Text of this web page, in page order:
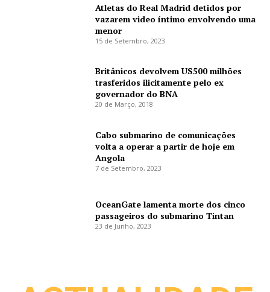
Atletas do Real Madrid detidos por
vazarem video íntimo envolvendo uma
menor
15 de Setembro, 2023
Britânicos devolvem US500 milhões
trasferidos ilicitamente pelo ex
governador do BNA
20 de Março, 2018
Cabo submarino de comunicações
volta a operar a partir de hoje em
Angola
7 de Setembro, 2023
OceanGate lamenta morte dos cinco
passageiros do submarino Tintan
23 de Junho, 2023